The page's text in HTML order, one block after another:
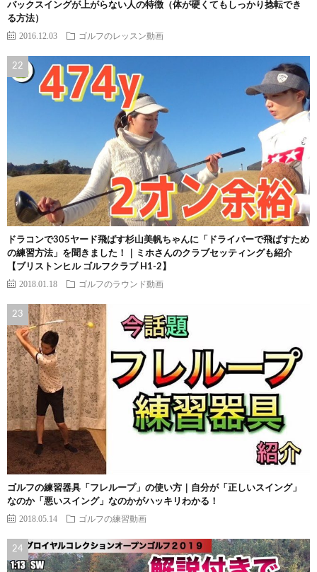
バックスイングが上がらない人の特徴（体が硬くてもしっかり捻転でき
る方法）
2016.12.03 ゴルフのレッスン動画
ドラコンで305ヤード飛ばす杉山美帆ちゃんに「ドライバーで飛ばすため
の練習方法」を聞きました！｜ミホさんのクラブセッティングも紹介
【ブリストンヒル ゴルフクラブ H1-2】
2018.01.18 ゴルフのラウンド動画
ゴルフの練習器具「フレループ」の使い方｜自分が「正しいスイング」
なのか「悪いスイング」なのかがハッキリわかる！
2018.05.14 ゴルフの練習動画